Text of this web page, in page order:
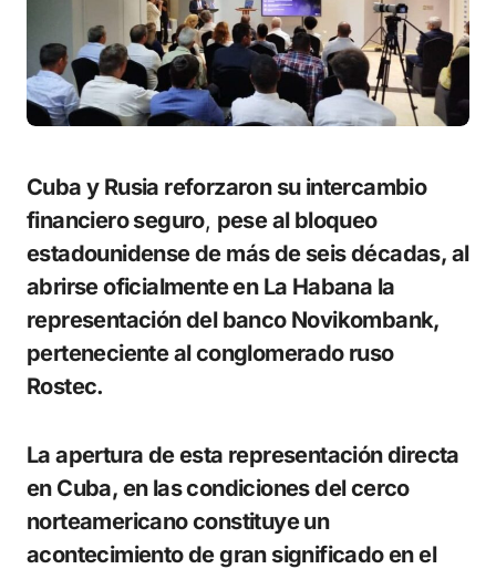
Cuba y Rusia reforzaron su intercambio
financiero seguro, pese al bloqueo
estadounidense de más de seis décadas, al
abrirse oficialmente en La Habana la
representación del banco Novikombank,
perteneciente al conglomerado ruso
Rostec.
La apertura de esta representación directa
en Cuba, en las condiciones del cerco
norteamericano constituye un
acontecimiento de gran significado en el